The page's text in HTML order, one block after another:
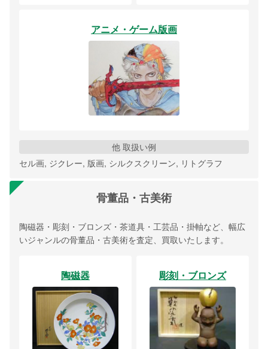
アニメ・ゲーム版画
他 取扱い例
セル画, ジクレー, 版画, シルクスクリーン, リトグラフ
骨董品・古美術
陶磁器・彫刻・ブロンズ・茶道具・工芸品・掛軸など、幅広
いジャンルの骨董品・古美術を査定、買取いたします。
陶磁器 彫刻・ブロンズ